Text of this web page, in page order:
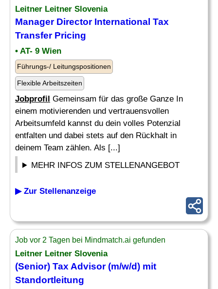
Leitner Leitner Slovenia
Manager Director International Tax
Transfer Pricing
• AT- 9 Wien
Führungs-/ Leitungspositionen
Flexible Arbeitszeiten
Jobprofil Gemeinsam für das große Ganze In
einem motivierenden und vertrauensvollen
Arbeitsumfeld kannst du dein volles Potenzial
entfalten und dabei stets auf den Rückhalt in
deinem Team zählen. Als [...]
MEHR INFOS ZUM STELLENANGEBOT
▶ Zur Stellenanzeige
Job vor 2 Tagen bei Mindmatch.ai gefunden
Leitner Leitner Slovenia
(Senior) Tax Advisor (m/w/d) mit
Standortleitung